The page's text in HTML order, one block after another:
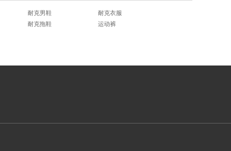
耐克男鞋
耐克衣服
耐克拖鞋
运动裤